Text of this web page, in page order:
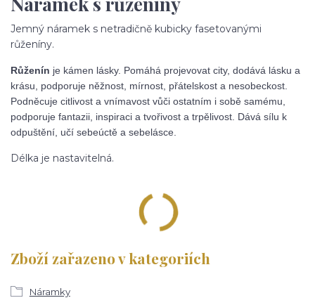
Jemný náramek s netradičně kubicky fasetovanými
růženíny.
Růženín je kámen lásky. Pomáhá projevovat city, dodává lásku a
krásu, podporuje něžnost, mírnost, přátelskost a nesobeckost.
Podněcuje citlivost a vnímavost vůči ostatním i sobě samému,
podporuje fantazii, inspiraci a tvořivost a trpělivost. Dává sílu k
odpuštění, učí sebeúctě a sebelásce.
Délka je nastavitelná.
Zboží zařazeno v kategoriích
Náramky